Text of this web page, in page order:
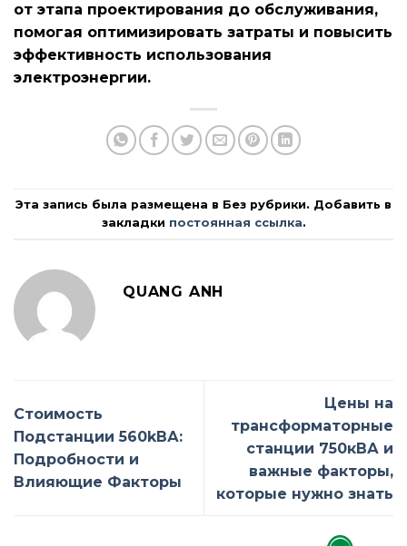
от этапа проектирования до обслуживания,
помогая оптимизировать затраты и повысить
эффективность использования
электроэнергии.
Эта запись была размещена в Без рубрики. Добавить в
закладки постоянная ссылка.
QUANG ANH
Стоимость
Подстанции 560kВА:
Подробности и
Влияющие Факторы
Цены на
трансформаторные
станции 750кВА и
важные факторы,
которые нужно знать